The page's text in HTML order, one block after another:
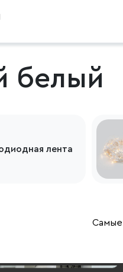
белый
лента
Самые